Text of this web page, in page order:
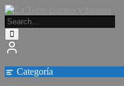
Saltar
al
contenido
Categoría